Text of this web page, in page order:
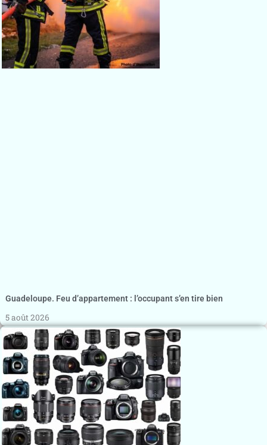
Guadeloupe. Feu d’appartement : l’occupant s’en tire bien
5 août 2026